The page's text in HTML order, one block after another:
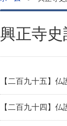
興正寺
【二百九十五】
【二百九十四】